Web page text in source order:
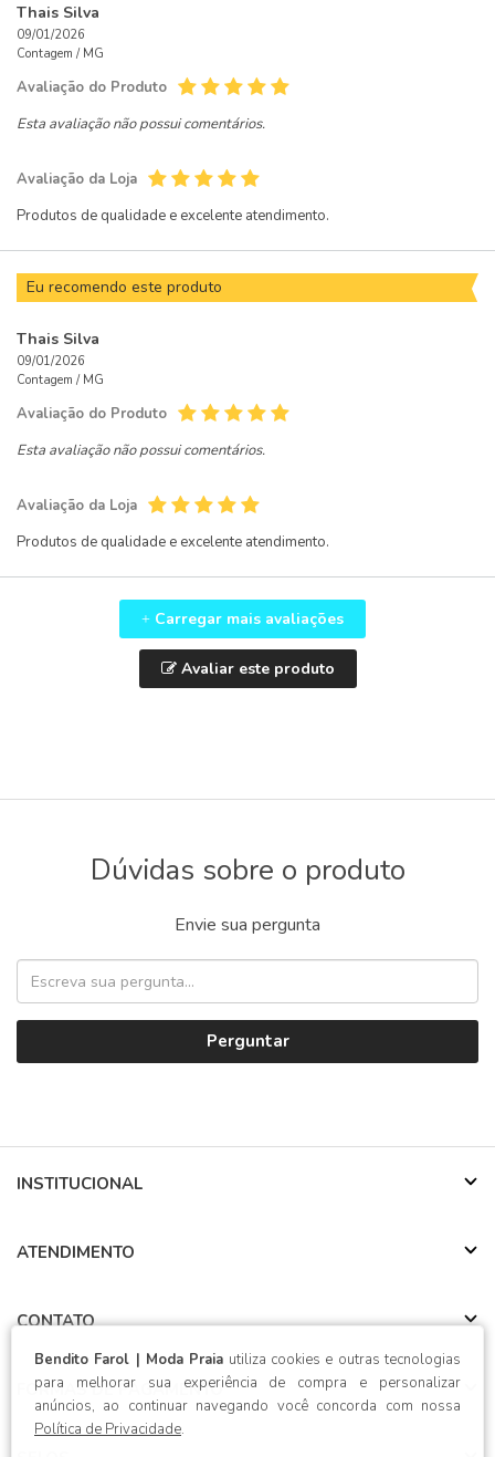
Bendito Farol | Moda Praia utiliza cookies e outras tecnologias
para melhorar sua experiência de compra e personalizar
anúncios, ao continuar navegando você concorda com nossa
Política de Privacidade.
Thais Silva
09/01/2026
Contagem / MG
Avaliação do Produto
Esta avaliação não possui comentários.
Avaliação da Loja
Produtos de qualidade e excelente atendimento.
Eu recomendo este produto
Thais Silva
09/01/2026
Contagem / MG
Avaliação do Produto
Esta avaliação não possui comentários.
Avaliação da Loja
Produtos de qualidade e excelente atendimento.
+ Carregar mais avaliações
Avaliar este produto
Dúvidas sobre o produto
Envie sua pergunta
Perguntar
INSTITUCIONAL
ATENDIMENTO
CONTATO
FORMAS DE PAGAMENTO